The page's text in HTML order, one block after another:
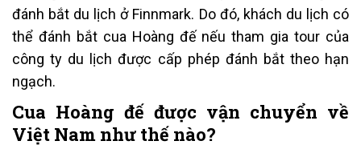
đánh bắt du lịch ở Finnmark. Do đó, khách du lịch có
thể đánh bắt cua Hoàng đế nếu tham gia tour của
công ty du lịch được cấp phép đánh bắt theo hạn
ngạch.
Cua Hoàng đế được vận chuyển về
Việt Nam như thế nào?